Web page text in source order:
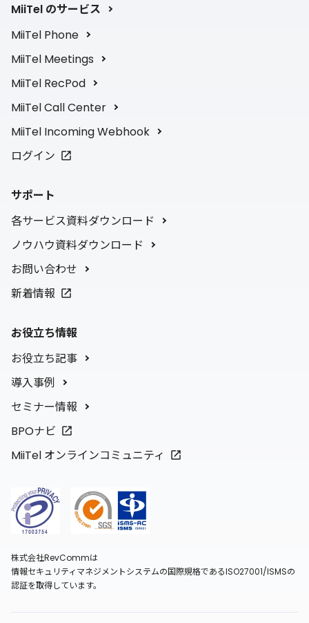
MiiTel のサービス
MiiTel Phone
MiiTel Meetings
MiiTel RecPod
MiiTel Call Center
MiiTel Incoming Webhook
ログイン
サポート
各サービス資料ダウンロード
ノウハウ資料ダウンロード
お問い合わせ
新着情報
お役立ち情報
お役立ち記事
導入事例
セミナー情報
BPOナビ
MiiTel オンラインコミュニティ
株式会社RevCommは
情報セキュリティマネジメントシステムの国際規格であるISO27001/ISMSの
認証を取得しています。